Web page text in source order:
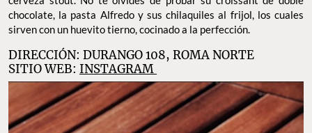
chocolate, la pasta Alfredo y sus chilaquiles al frijol, los cuales
sirven con un huevito tierno, cocinado a la perfección.
DIRECCIÓN: DURANGO 108, ROMA NORTE
SITIO WEB: INSTAGRAM